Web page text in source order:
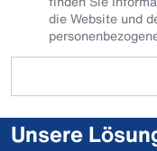
die Website und
Unsere